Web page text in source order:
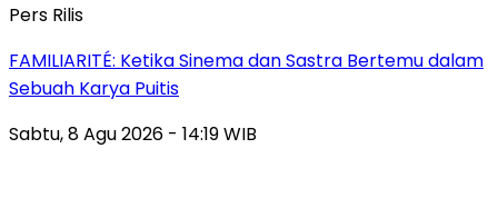
Pers Rilis
FAMILIARITÉ: Ketika Sinema dan Sastra Bertemu dalam
Sebuah Karya Puitis
Sabtu, 8 Agu 2026 - 14:19 WIB